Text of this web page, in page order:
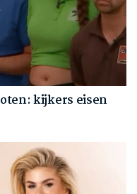
kijkers eisen